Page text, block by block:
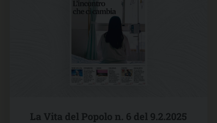
La Vita del Popolo n. 6 del 9.2.2025